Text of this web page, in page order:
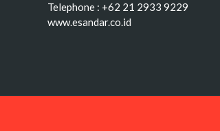
Telephone : +62 21 2933 9229
www.esandar.co.id